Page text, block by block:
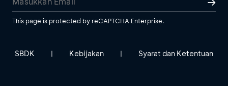
This page is protected by reCAPTCHA Enterprise.
SBDK | Kebijakan | Syarat dan Ketentuan